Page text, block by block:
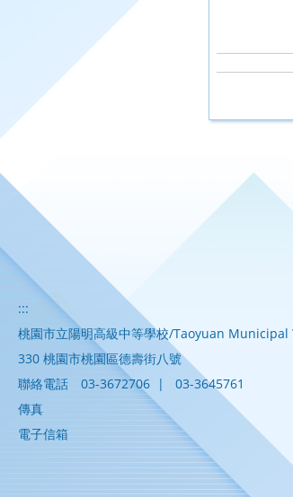
:::
桃園市立陽明高級中等學校/Taoyuan
330 桃園市桃園區德壽街八號
聯絡電話
03-3672706 |
03-3645761
傳真
電子信箱